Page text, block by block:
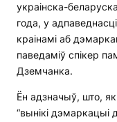
украінска-
года, у
краінамі аб
паведаміў спікер
Дземчанка.
Ён адзначыў, што,
“вынікі